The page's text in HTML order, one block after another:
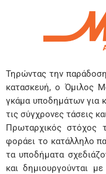
Τηρώντας την
κατασκευή, ο Όμιλος
γκάμα υποδημάτων για
τις σύγχρονες τάσεις
Πρωταρχικός στόχος
φοράει το κατάλληλο
τα υποδήματα
και δημιουργούνται